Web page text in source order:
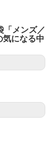
「メンズ／
気になる中